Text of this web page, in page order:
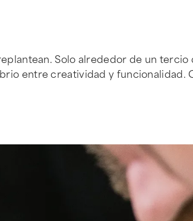
Solo alrededor de un tercio
entre creatividad y funcionalidad.